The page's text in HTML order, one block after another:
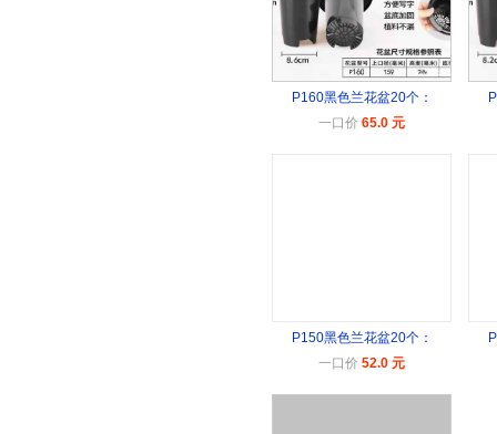
P160黑色兰花盆20个：
一口价 65.0 元
P150黑色兰花盆20个：
一口价 52.0 元